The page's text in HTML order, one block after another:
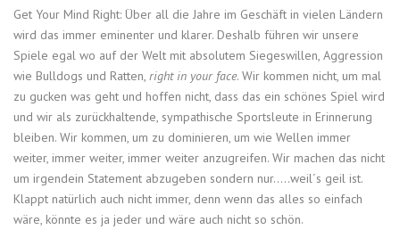
Get Your Mind Right: Über all die Jahre im Geschäft in vielen Ländern
wird das immer eminenter und klarer. Deshalb führen wir unsere
Spiele egal wo auf der Welt mit absolutem Siegeswillen, Aggression
wie Bulldogs und Ratten, right in your face. Wir kommen nicht, um mal
zu gucken was geht und hoffen nicht, dass das ein schönes Spiel wird
und wir als zurückhaltende, sympathische Sportsleute in Erinnerung
bleiben. Wir kommen, um zu dominieren, um wie Wellen immer
weiter, immer weiter, immer weiter anzugreifen. Wir machen das nicht
um irgendein Statement abzugeben sondern nur…..weil´s geil ist.
Klappt natürlich auch nicht immer, denn wenn das alles so einfach
wäre, könnte es ja jeder und wäre auch nicht so schön.